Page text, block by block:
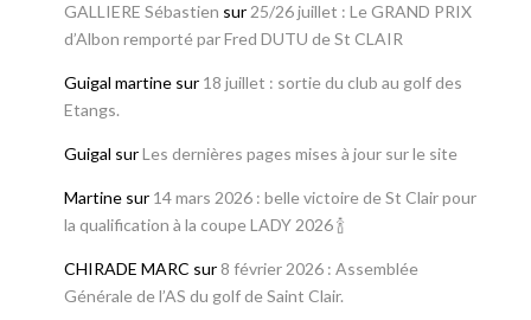
GALLIERE Sébastien sur 25/26 juillet : Le GRAND PRIX
d’Albon remporté par Fred DUTU de St CLAIR
Guigal martinesur 18 juillet : sortie du club au golf des
Etangs.
Guigal surLes dernières pages mises à jour sur le site
Martinesur 14 mars 2026 : belle victoire de St Clair pour
la qualification à la coupe LADY 2026 🍾
CHIRADE MARC sur 8 février 2026 : Assemblée
Générale de l’AS du golf de Saint Clair.